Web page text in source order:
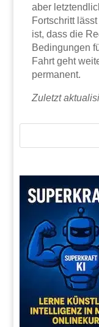
aber
Fortschritt
ist, dass die
Bedingungen
Fahrt geht
permanent.
Zuletzt